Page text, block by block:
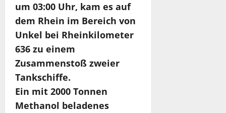
um 03:00 Uhr, kam es auf
dem Rhein im Bereich von
Unkel bei Rheinkilometer
636 zu einem
Zusammenstoß zweier
Tankschiffe.
Ein mit 2000 Tonnen
Methanol beladenes